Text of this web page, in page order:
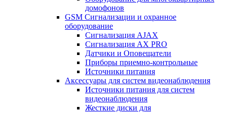
домофонов
GSM Сигнализации и охранное
оборудование
Сигнализация AJAX
Сигнализация AX PRO
Датчики и Оповещатели
Приборы приемно-контрольные
Источники питания
Аксессуары для систем видеонаблюдения
Источники питания для систем
видеонаблюдения
Жесткие диски для